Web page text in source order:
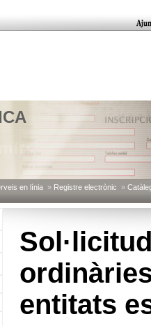
en línia » Registre electrònic »
entitats